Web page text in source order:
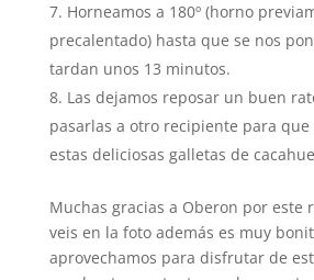
Horneamos a 180º (horno
precalentado) hasta que se nos
tardan unos 13 minutos.
Las dejamos reposar un buen
pasarlas a otro recipiente para
estas deliciosas galletas de
Muchas gracias a Oberon por este
veis en la foto además es muy
aprovechamos para disfrutar de